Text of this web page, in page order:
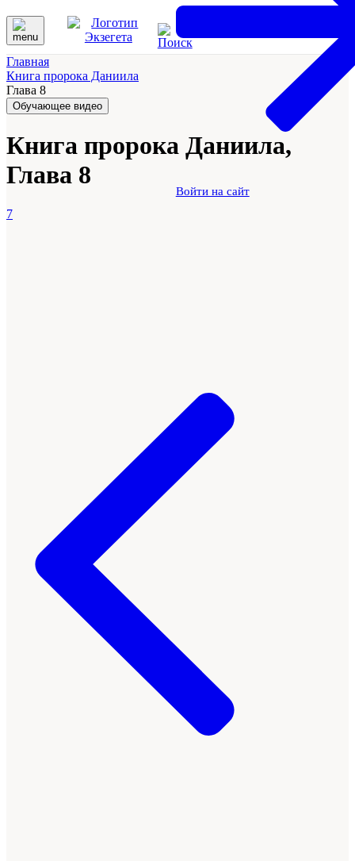
Войти на сайт
Главная
Книга пророка Даниила
Глава 8
Обучающее видео
Книга пророка Даниила,
Глава 8
7